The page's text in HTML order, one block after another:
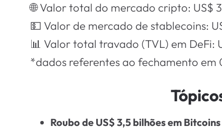
🌐 Valor total do mercado cripto: US$
💵 Valor de mercado de stablecoins:
📊 Valor total travado (TVL) em DeFi:
*dados referentes ao fechamento em
Roubo de US$ 3,5 bilhões em